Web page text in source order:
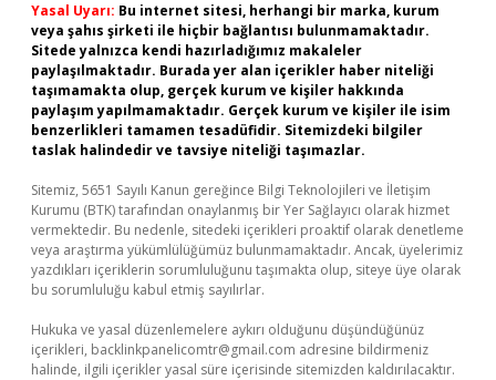
Yasal Uyarı: Bu internet sitesi, herhangi bir marka, kurum
veya şahıs şirketi ile hiçbir bağlantısı bulunmamaktadır.
Sitede yalnızca kendi hazırladığımız makaleler
paylaşılmaktadır. Burada yer alan içerikler haber niteliği
taşımamakta olup, gerçek kurum ve kişiler hakkında
paylaşım yapılmamaktadır. Gerçek kurum ve kişiler ile isim
benzerlikleri tamamen tesadüfidir. Sitemizdeki bilgiler
taslak halindedir ve tavsiye niteliği taşımazlar.
Sitemiz, 5651 Sayılı Kanun gereğince Bilgi Teknolojileri ve İletişim
Kurumu (BTK) tarafından onaylanmış bir Yer Sağlayıcı olarak hizmet
vermektedir. Bu nedenle, sitedeki içerikleri proaktif olarak denetleme
veya araştırma yükümlülüğümüz bulunmamaktadır. Ancak, üyelerimiz
yazdıkları içeriklerin sorumluluğunu taşımakta olup, siteye üye olarak
bu sorumluluğu kabul etmiş sayılırlar.
Hukuka ve yasal düzenlemelere aykırı olduğunu düşündüğünüz
içerikleri, backlinkpanelicomtr@gmail.com adresine bildirmeniz
halinde, ilgili içerikler yasal süre içerisinde sitemizden kaldırılacaktır.